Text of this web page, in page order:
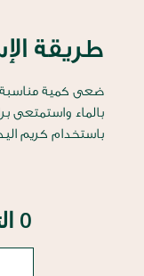
طريقة
ضعى كمية مناسبة
بالماء واستمتعى
باستخدام كريم
0 التقييمات والآراء